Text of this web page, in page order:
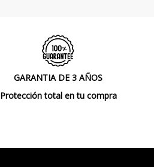
GARANTIA DE 3 AÑOS
Protección total en tu compra